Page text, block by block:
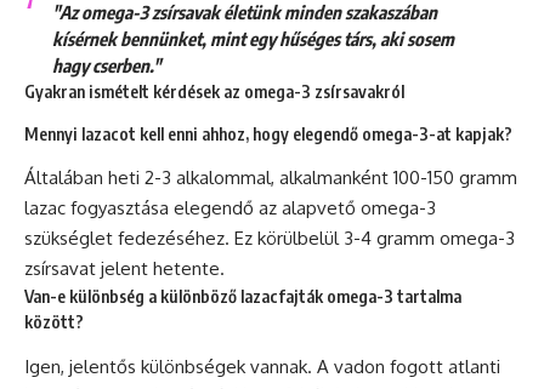
"Az omega-3 zsírsavak életünk minden szakaszában
kísérnek bennünket, mint egy hűséges társ, aki sosem
hagy cserben."
Gyakran ismételt kérdések az omega-3 zsírsavakról
Mennyi lazacot kell enni ahhoz, hogy elegendő omega-3-at kapjak?
Általában heti 2-3 alkalommal, alkalmanként 100-150 gramm
lazac fogyasztása elegendő az alapvető omega-3
szükséglet fedezéséhez. Ez körülbelül 3-4 gramm omega-3
zsírsavat jelent hetente.
Van-e különbség a különböző lazacfajták omega-3 tartalma
között?
Igen, jelentős különbségek vannak. A vadon fogott atlanti